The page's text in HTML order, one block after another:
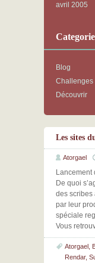
avril 2005
Blog
Challenges
Découvrir
Les sites
Atorgael
Lancement
De quoi
des scribes
par leur
spéciale
Vous
Atorgael
Rendar,